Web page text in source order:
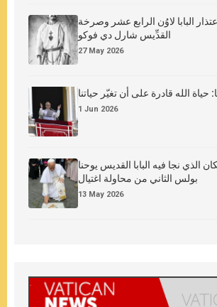
البابا لاوُن الرابع عشر وصرخة
القدِّيس شارل دي فوكو
27 May 2026
حياة الله قادرة على أن تغيّر حياتنا
1 Jun 2026
الذي نجا فيه البابا القديس يوحنا
بولس الثاني من محاولة اغتيال
13 May 2026